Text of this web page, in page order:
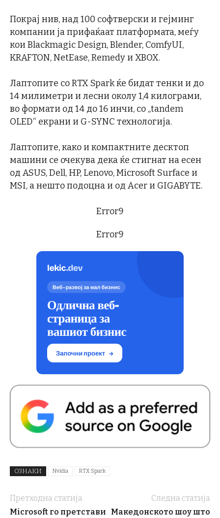
Покрај нив, над 100 софтверски и гејминг
компании ја прифаќаат платформата, меѓу
кои Blackmagic Design, Blender, ComfyUI,
KRAFTON, NetEase, Remedy и XBOX.
Лаптопите со RTX Spark ќе бидат тенки и до
14 милиметри и лесни околу 1,4 килограми,
во формати од 14 до 16 инчи, со „tandem
OLED“ екрани и G-SYNC технологија.
Лаптопите, како и компактните десктоп
машини се очекува дека ќе стигнат на есен
од ASUS, Dell, HP, Lenovo, Microsoft Surface и
MSI, а нешто подоцна и од Acer и GIGABYTE.
Error9
Error9
ОЗНАКИ Nvidia RTX Spark
Претходна статија
Microsoft го претстави
Следна статија
Македонското шоу што